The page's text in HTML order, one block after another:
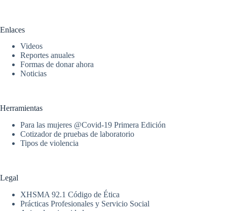
Enlaces
Videos
Reportes anuales
Formas de donar ahora
Noticias
Herramientas
Para las mujeres @Covid-19 Primera Edición
Cotizador de pruebas de laboratorio
Tipos de violencia
Legal
XHSMA 92.1 Código de Ética
Prácticas Profesionales y Servicio Social